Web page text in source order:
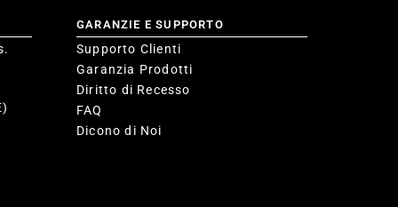
GARANZIE E SUPPORTO
Supporto Clienti
Garanzia Prodotti
Diritto di Recesso
FAQ
Dicono di Noi